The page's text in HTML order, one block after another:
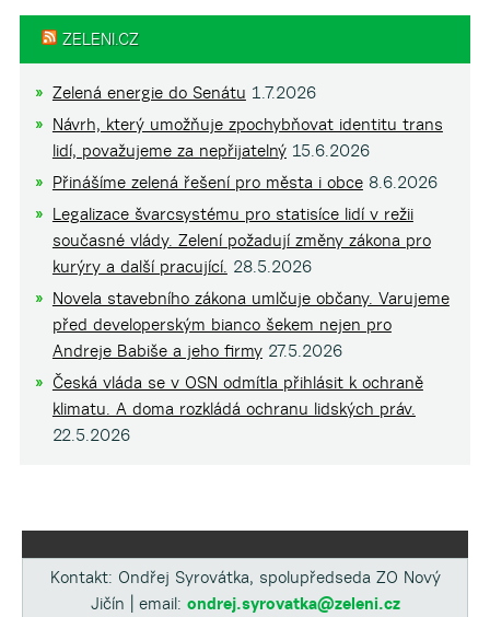
ZELENI.CZ
Zelená energie do Senátu 1.7.2026
Návrh, který umožňuje zpochybňovat identitu trans
lidí, považujeme za nepřijatelný 15.6.2026
Přinášíme zelená řešení pro města i obce 8.6.2026
Legalizace švarcsystému pro statisíce lidí v režii
současné vlády. Zelení požadují změny zákona pro
kurýry a další pracující. 28.5.2026
Novela stavebního zákona umlčuje občany. Varujeme
před developerským bianco šekem nejen pro
Andreje Babiše a jeho firmy 27.5.2026
Česká vláda se v OSN odmítla přihlásit k ochraně
klimatu. A doma rozkládá ochranu lidských práv.
22.5.2026
Kontakt: Ondřej Syrovátka, spolupředseda ZO Nový
Jičín | email: ondrej.syrovatka@zeleni.cz